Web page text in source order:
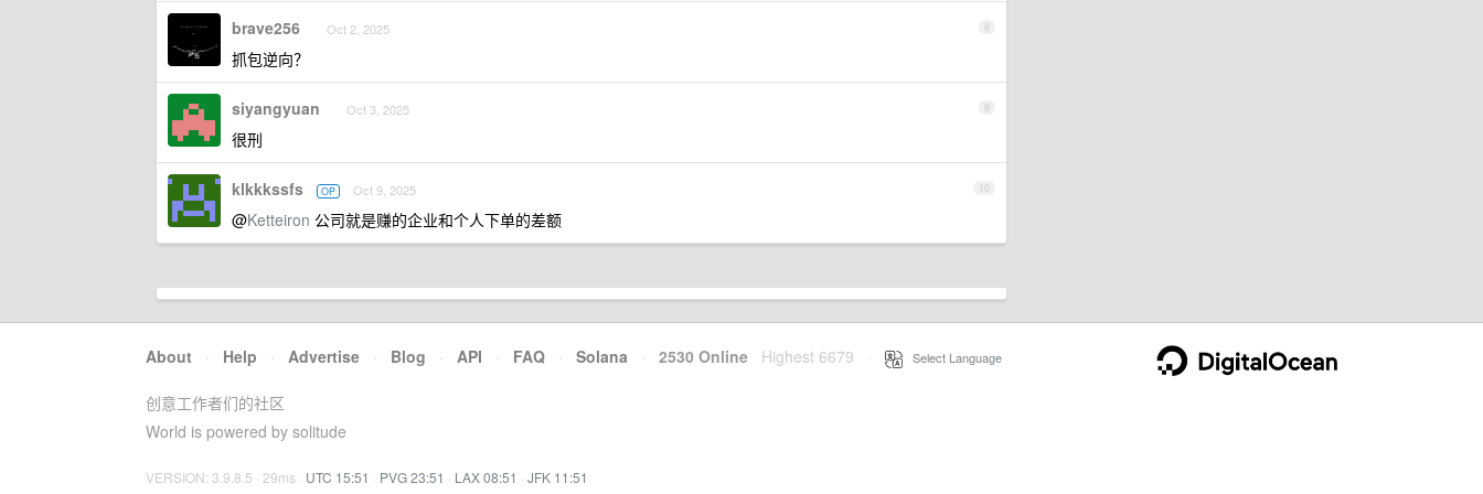
8
brave256 Oct 2, 2025
抓包逆向？
9
siyangyuan Oct 3, 2025
很刑
10
klkkkssfs OP Oct 9, 2025
@Ketteiron 公司就是赚的企业和个人下单的差额
About · Help · Advertise · Blog · API · FAQ · Solana · 2530 Online Highest 6679 Select Language
创意工作者们的社区
World is powered by solitude
VERSION: 3.9.8.5 · 29ms · UTC 15:51 · PVG 23:51 · LAX 08:51 · JFK 11:51